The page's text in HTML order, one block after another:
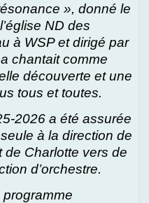
», donné le
ND des
à WSP et dirigé par
chantait comme
découverte et une
tous et toutes.
2026 a été assurée
à la direction de
de Charlotte vers de
d’orchestre.